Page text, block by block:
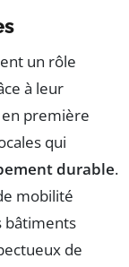
un rôle
à leur
première
qui
durable.
mobilité
bâtiments
de